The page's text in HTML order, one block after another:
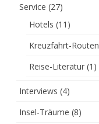
Service (27)
Hotels (11)
Kreuzfahrt-Routen
Reise-Literatur (1)
Interviews (4)
Insel-Träume (8)